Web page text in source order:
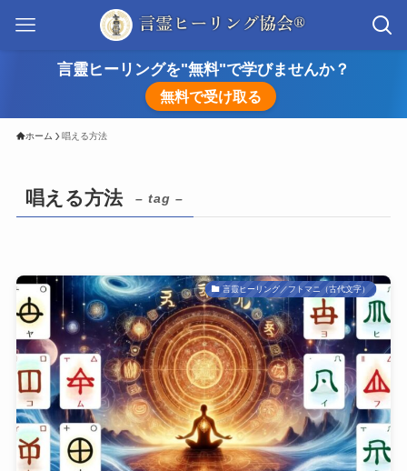
言靈ヒーリングを"無料"で学びませんか？
無料で受け取る
ホーム 唱える方法
唱える方法 – tag –
言靈ヒーリング／フトマニ（古代文字）